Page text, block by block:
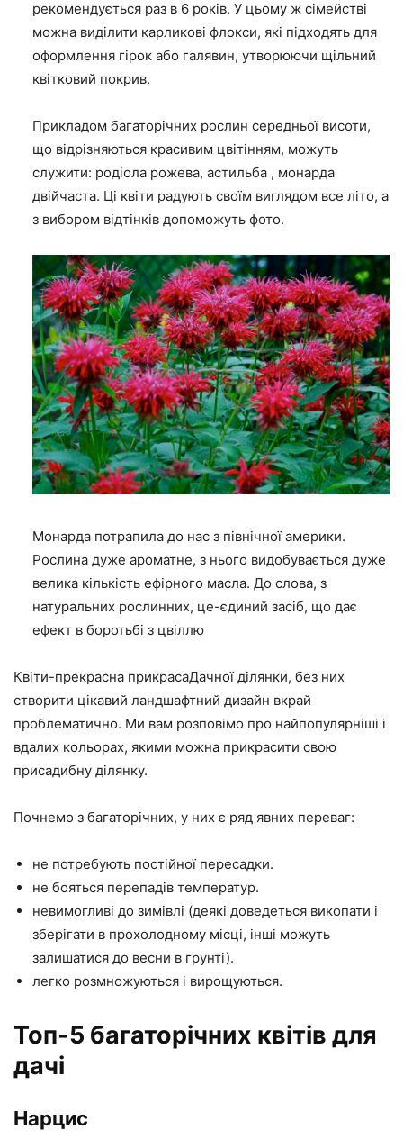
рекомендується раз в 6 років. У цьому ж сімействі
можна виділити карликові флокси, які підходять для
оформлення гірок або галявин, утворюючи щільний
квітковий покрив.
Прикладом багаторічних рослин середньої висоти,
що відрізняються красивим цвітінням, можуть
служити: родіола рожева, астильба , монарда
двійчаста. Ці квіти радують своїм виглядом все літо, а
з вибором відтінків допоможуть фото.
Монарда потрапила до нас з північної америки.
Рослина дуже ароматне, з нього видобувається дуже
велика кількість ефірного масла. До слова, з
натуральних рослинних, це-єдиний засіб, що дає
ефект в боротьбі з цвіллю
Квіти-прекрасна прикрасаДачної ділянки, без них
створити цікавий ландшафтний дизайн вкрай
проблематично. Ми вам розповімо про найпопулярніші і
вдалих кольорах, якими можна прикрасити свою
присадибну ділянку.
Почнемо з багаторічних, у них є ряд явних переваг:
не потребують постійної пересадки.
не бояться перепадів температур.
невимогливі до зимівлі (деякі доведеться викопати і
зберігати в прохолодному місці, інші можуть
залишатися до весни в грунті).
легко розмножуються і вирощуються.
Топ-5 багаторічних квітів для
дачі
Нарцис